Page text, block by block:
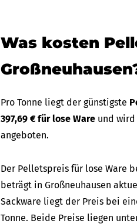
Was kosten
Pro Tonne liegt der günstigste
397,69 € für lose Ware und wird
angeboten.
Der Pelletspreis für lose Ware
beträgt in Großneuhausen
Sackware liegt der Preis bei
Tonne. Beide Preise liegen